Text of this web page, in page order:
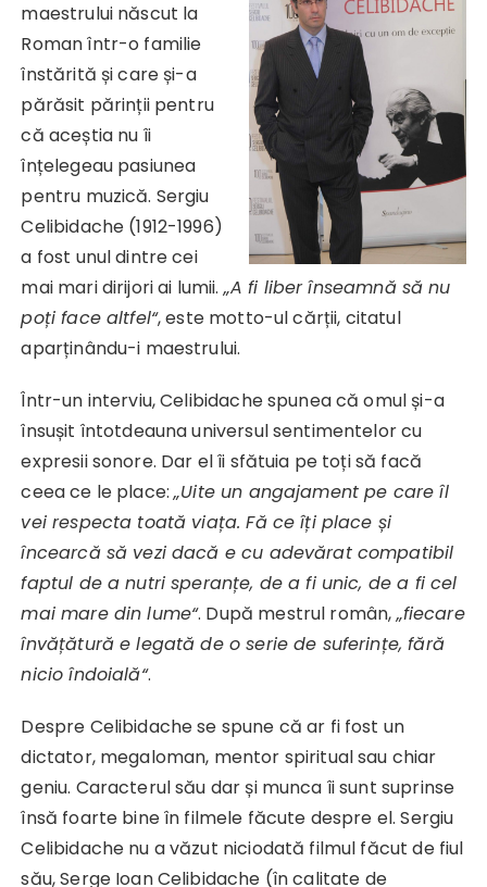
maestrului născut la
Roman într-o familie
înstărită și care și-a
părăsit părinții pentru
că aceștia nu îi
înțelegeau pasiunea
pentru muzică. Sergiu
Celibidache (1912-1996)
a fost unul dintre cei
mai mari dirijori ai lumii.„A fi liber înseamnă să nu
poți face altfel“, este motto-ul cărții, citatul
aparținându-i maestrului.
Într-un interviu, Celibidache spunea că omul și-a
însușit întotdeauna universul sentimentelor cu
expresii sonore. Dar el îi sfătuia pe toți să facă
ceea ce le place:„Uite un angajament pe care îl
vei respecta toată viața. Fă ce îți place și
încearcă să vezi dacă e cu adevărat compatibil
faptul de a nutri speranțe, de a fi unic, de a fi cel
mai mare din lume“. După mestrul român,„fiecare
învățătură e legată de o serie de suferințe, fără
nicio îndoială“.
Despre Celibidache se spune că ar fi fost un
dictator, megaloman, mentor spiritual sau chiar
geniu. Caracterul său dar și munca îi sunt suprinse
însă foarte bine în filmele făcute despre el. Sergiu
Celibidache nu a văzut niciodată filmul făcut de fiul
său, Serge Ioan Celibidache (în calitate de